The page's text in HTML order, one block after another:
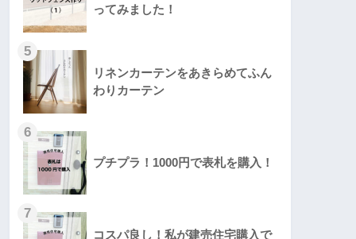
ってみました！
5
リネンカーテンをあきらめてふん
わりカーテン
6
プチプラ！1000円で表札を購入！
7
コスパ良し！私が建売住宅購入で